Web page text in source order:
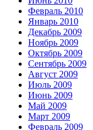
Февраль 2010
Январь 2010
Декабрь 2009
Ноябрь 2009
Октябрь 2009
Сентябрь 2009
Август 2009
Июль 2009
Июнь 2009
Май 2009
Март 2009
Февраль 2009